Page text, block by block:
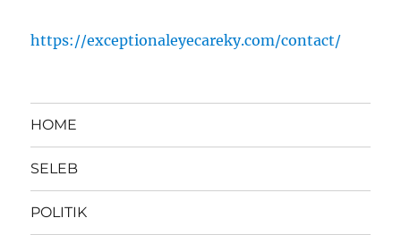
https://exceptionaleyecareky.com/contact/
HOME
SELEB
POLITIK